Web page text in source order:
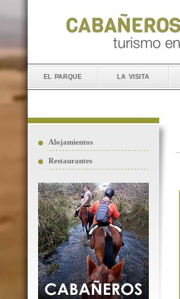
el parque la visita
Alojamientos
Restaurantes